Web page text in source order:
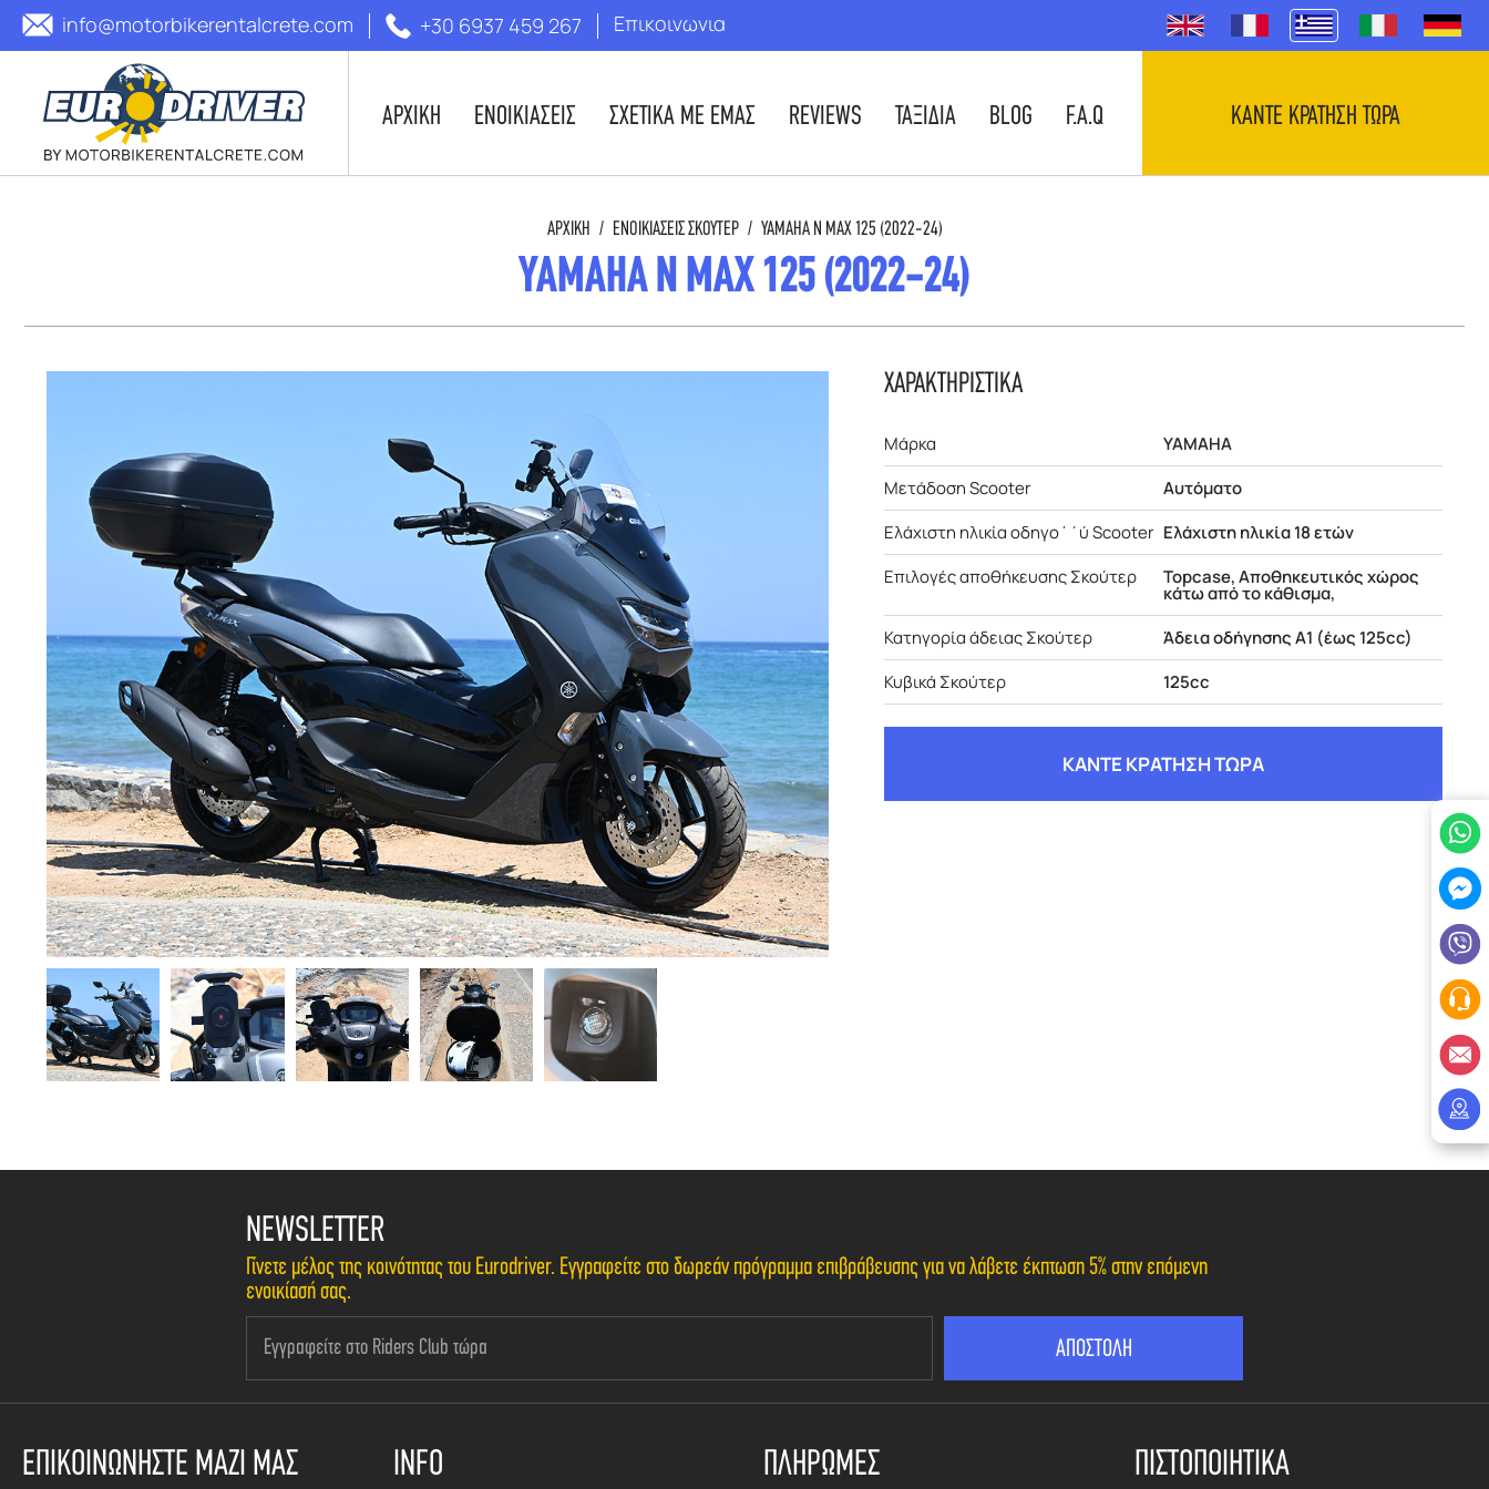
info@motorbikerentalcrete.com +30 6937 459 267 Επικοινωνια
ΑΡΧΙΚΗ ΕΝΟΙΚΙΑΣΕΙΣ ΣΧΕΤΙΚΑ ΜΕ ΕΜΑΣ REVIEWS ΤΑΞΙΔΙΑ BLOG F.A.Q ΚΑΝΤΕ ΚΡΑΤΗΣΗ ΤΩΡΑ
ΑΡΧΙΚΉ / ΕΝΟΙΚΙΆΣΕΙΣ ΣΚΟΎΤΕΡ / YAMAHA N MAX 125 (2022-24)
YAMAHA N MAX 125 (2022-24)
ΧΑΡΑΚΤΗΡΙΣΤΙΚΑ
Μάρκα
YAMAHA
Μετάδοση Scooter
Αυτόματο
Ελάχιστη ηλικία οδηγο΄΄ύ Scooter Ελάχιστη ηλικία 18 ετών
Επιλογές αποθήκευσης Σκούτερ
Topcase, Αποθηκευτικός χώρος
κάτω από το κάθισμα,
Κατηγορία άδειας Σκούτερ
Άδεια οδήγησης A1 (έως 125cc)
Κυβικά Σκούτερ
125cc
ΚΑΝΤΕ ΚΡΑΤΗΣΗ ΤΩΡΑ
NEWSLETTER
Γίνετε μέλος της κοινότητας του Eurodriver. Εγγραφείτε στο δωρεάν πρόγραμμα επιβράβευσης για να λάβετε έκπτωση 5% στην επόμενη
ενοικίασή σας.
ΕΠΙΚΟΙΝΩΝΗΣΤΕ ΜΑΖΙ ΜΑΣ INFO ΠΛΗΡΩΜΕΣ ΠΙΣΤΟΠΟΙΗΤΙΚΑ